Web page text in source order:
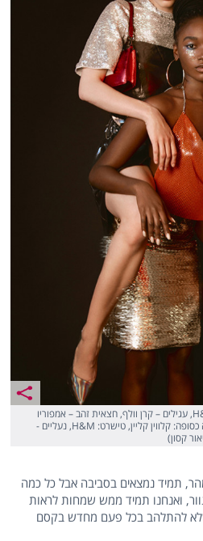
סטיילינג: אודין פרץ. טופ כתום – H&M, עגילים – קרן וולף, חצאית זהב – אמפוריו
ארמני. סטיילינג סאלם מועטי. שמלה כסופה: קלווין קליין, טישרט: H&M, נעליים -
קסון)
תמיד נמצאים בסביבה אבל כל כמה
ואנחנו תמיד ממש שמחות לראות
להתלהב בכל פעם מחדש בקסם